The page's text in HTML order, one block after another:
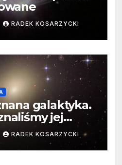
RADEK KOSARZYCKI
galaktyka.
jej
RADEK KOSARZYCKI